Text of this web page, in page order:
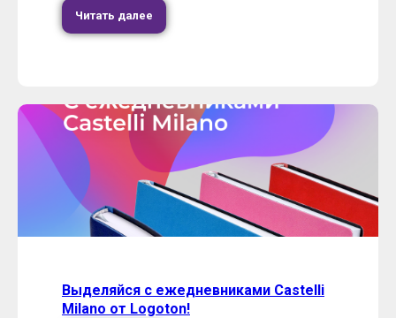
Читать далее
Выделяйся с ежедневниками Castelli
Milano от Logoton!